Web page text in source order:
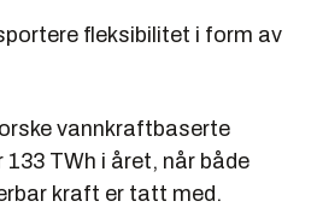
fleksibilitet i form av
vannkraftbaserte
TWh i året, når både
kraft er tatt med.